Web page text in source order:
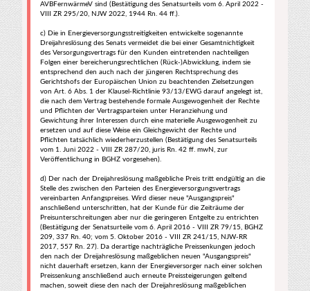
AVBFernwärmeV sind (Bestätigung des Senatsurteils vom 6. April 2022 -
VIII ZR 295/20, NJW 2022, 1944 Rn. 44 ff.).
c) Die in Energieversorgungsstreitigkeiten entwickelte sogenannte
Dreijahreslösung des Senats vermeidet die bei einer Gesamtnichtigkeit
des Versorgungsvertrags für den Kunden eintretenden nachteiligen
Folgen einer bereicherungsrechtlichen (Rück-)Abwicklung, indem sie
entsprechend den auch nach der jüngeren Rechtsprechung des
Gerichtshofs der Europäischen Union zu beachtenden Zielsetzungen
von Art. 6 Abs. 1 der Klausel-Richtlinie 93/13/EWG darauf angelegt ist,
die nach dem Vertrag bestehende formale Ausgewogenheit der Rechte
und Pflichten der Vertragsparteien unter Heranziehung und
Gewichtung ihrer Interessen durch eine materielle Ausgewogenheit zu
ersetzen und auf diese Weise ein Gleichgewicht der Rechte und
Pflichten tatsächlich wiederherzustellen (Bestätigung des Senatsurteils
vom 1. Juni 2022 - VIII ZR 287/20, juris Rn. 42 ff. mwN, zur
Veröffentlichung in BGHZ vorgesehen).
d) Der nach der Dreijahreslösung maßgebliche Preis tritt endgültig an die
Stelle des zwischen den Parteien des Energieversorgungsvertrags
vereinbarten Anfangspreises. Wird dieser neue "Ausgangspreis"
anschließend unterschritten, hat der Kunde für die Zeiträume der
Preisunterschreitungen aber nur die geringeren Entgelte zu entrichten
(Bestätigung der Senatsurteile vom 6. April 2016 - VIII ZR 79/15, BGHZ
209, 337 Rn. 40; vom 5. Oktober 2016 - VIII ZR 241/15, NJW-RR
2017, 557 Rn. 27). Da derartige nachträgliche Preissenkungen jedoch
den nach der Dreijahreslösung maßgeblichen neuen "Ausgangspreis"
nicht dauerhaft ersetzen, kann der Energieversorger nach einer solchen
Preissenkung anschließend auch erneute Preissteigerungen geltend
machen, soweit diese den nach der Dreijahreslösung maßgeblichen